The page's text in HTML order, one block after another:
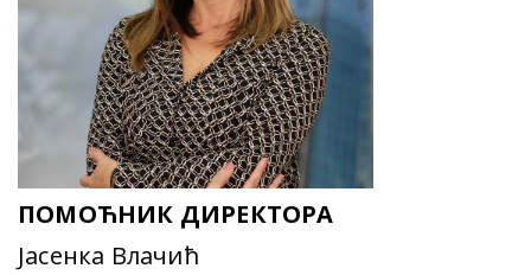
ПОМОЋНИК ДИРЕКТОРА
Јасенка Влачић